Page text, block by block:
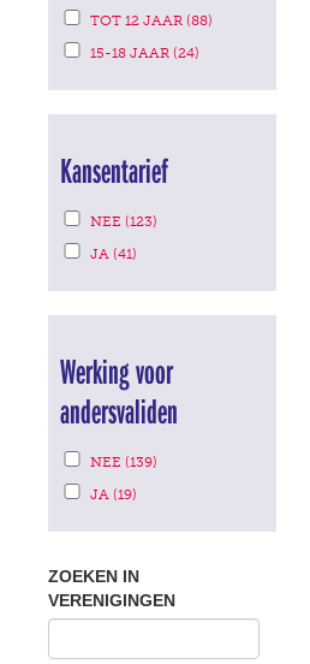
18
jaar
FILTER
Senioren
filter
FILTER
Apply
Tot
jaar
TOT 12 JAAR (88)
FILTER
Apply
18
filter
15-18 JAAR (24)
FILTER
Kansentarief
Apply
Nee
NEE (123)
Apply
filter
JA (41)
Werking voor
andersvaliden
Apply
Nee
NEE (139)
Apply
JA (19)
ZOEKEN IN
VERENIGINGEN